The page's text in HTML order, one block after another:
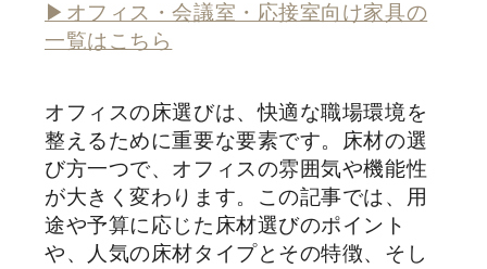
▶オフィス・会議室・応接室向け家具の
一覧はこちら
オフィスの床選びは、快適な職場環境を
整えるために重要な要素です。床材の選
び方一つで、オフィスの雰囲気や機能性
が大きく変わります。この記事では、用
途や予算に応じた床材選びのポイント
や、人気の床材タイプとその特徴、そし